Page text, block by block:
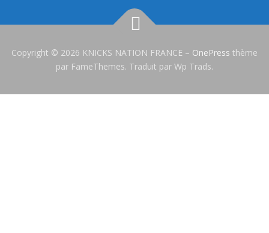
Copyright © 2026 KNICKS NATION FRANCE – OnePress thème
par FameThemes. Traduit par Wp Trads.